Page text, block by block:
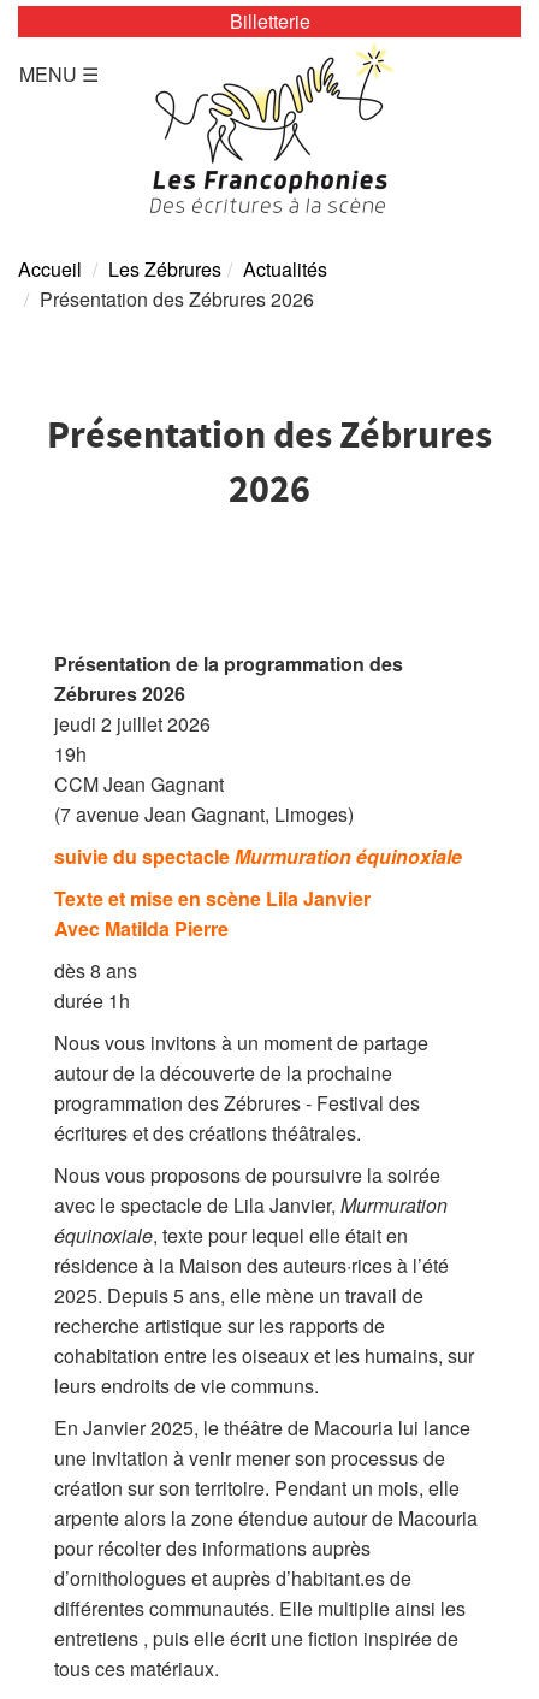
LES ZÉBRURES
Programmation/Calendrier
Presse
Tarifs
TOUTE L’ANNÉE
Programmation/calendrier
Présentation
Les résidences
Prix littéraires
Auteurs en résidence
ACTIONS CULTURELLES
Les actions
PÔLE DOCUMENTAIRE
Les Zébrures d’automne
Les Zébrures du printemps
Maison des auteurs·rices
Archives numériques
PROJET ARTISTIQUE
Équipe
le Pole Francophone à Limoges
Missions
Billetterie
MENU ☰
Accueil Les Zébrures
Actualités
Présentation des Zébrures 2026
Présentation des Zébrures
2026
Présentation de la programmation des
Zébrures 2026​
jeudi 2 juillet 2026
19h
CCM Jean Gagnant
(7 avenue Jean Gagnant, Limoges)
suivie du spectacleMurmuration équinoxiale​
Texte et mise en scène Lila Janvier​
Avec Matilda Pierre
dès 8 ans
durée 1h
Nous vous invitons à un moment de partage
autour de la découverte de la prochaine
programmation des Zébrures - Festival des
écritures et des créations théâtrales.​
Nous vous proposons de poursuivre la soirée
avec le spectacle de Lila Janvier, Murmuration
équinoxiale, texte pour lequel elle était en
résidence à la Maison des auteurs·rices à l’été
2025. Depuis 5 ans, elle mène un travail de
recherche artistique sur les rapports de
cohabitation entre les oiseaux et les humains, sur
leurs endroits de vie communs.
En Janvier 2025, le théâtre de Macouria lui lance
une invitation à venir mener son processus de
création sur son territoire. Pendant un mois, elle
arpente alors la zone étendue autour de Macouria
pour récolter des informations auprès
d’ornithologues et auprès d’habitant.es de
différentes communautés. Elle multiplie ainsi les
entretiens , puis elle écrit une fiction inspirée de
tous ces matériaux.